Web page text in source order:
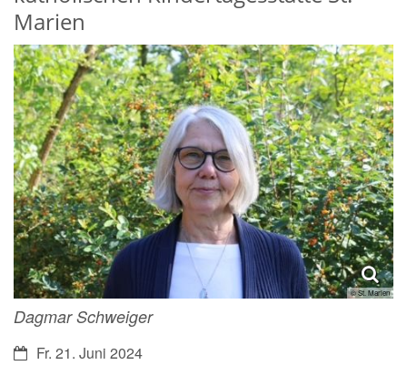
Marien
© St. Marien
Dagmar Schweiger
Datum:Fr. 21. Juni 2024